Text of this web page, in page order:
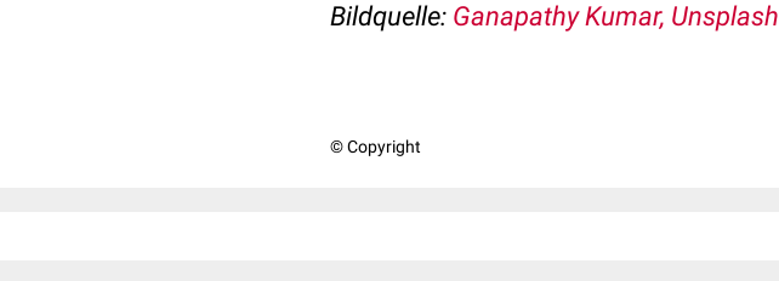
Bildquelle: Ganapathy Kumar, Unsplash
© Copyright